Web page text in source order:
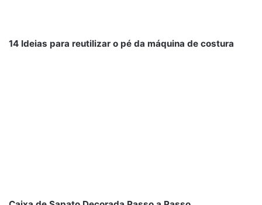
14 Ideias para reutilizar o pé da máquina de costura